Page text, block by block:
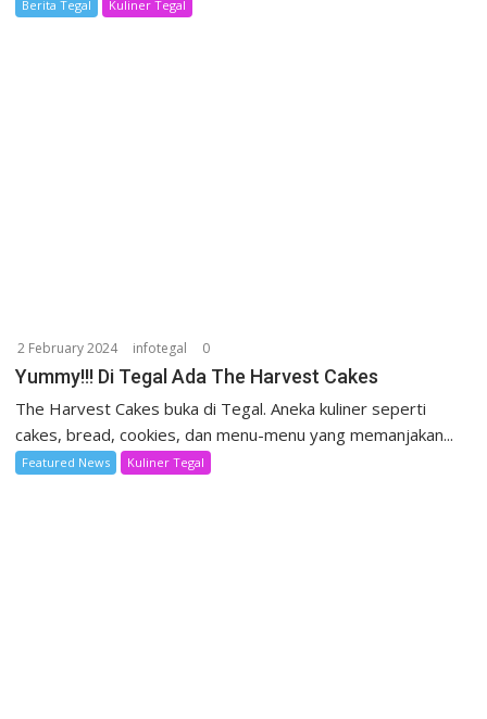
Berita Tegal Kuliner Tegal
2 February 2024 infotegal 0
Yummy!!! Di Tegal Ada The Harvest Cakes
The Harvest Cakes buka di Tegal. Aneka kuliner seperti
cakes, bread, cookies, dan menu-menu yang memanjakan...
Featured News Kuliner Tegal